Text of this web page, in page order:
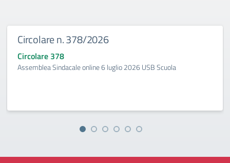
Circolare n. 378/2026
Circolare 378
Assemblea Sindacale online 6 luglio 2026 USB Scuola